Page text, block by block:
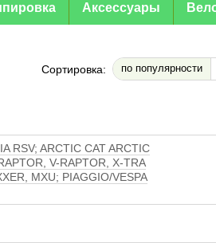
Аксессуары
Сортировка: по популярности
RSV; ARCTIC CAT ARCTIC
V-RAPTOR, X-TRA
MXU; PIAGGIO/VESPA